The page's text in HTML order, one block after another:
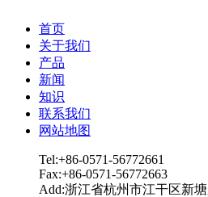
首页
关于我们
产品
新闻
知识
联系我们
网站地图
Tel:+86-0571-56772661
Fax:+86-0571-56772663
Add:浙江省杭州市江干区新